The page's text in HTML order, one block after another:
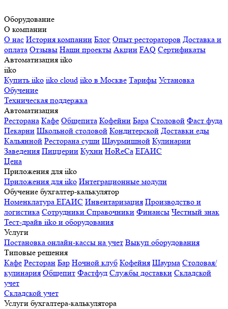
Оборудование
О компании
О нас История компании Блог Опыт рестораторов Доставка и
оплата Отзывы Наши проекты Акции FAQ Сертификаты
Автоматизация iiko
iiko
Купить iiko iiko cloud iiko в Москве Тарифы Установка
Обучение
Техническая поддержка
Автоматизация
Ресторана Кафе Общепита Кофейни Бара Столовой Фаст фуда
Пекарни Школьной столовой Кондитерской Доставки еды
Кальянной Ресторана суши Шаурмишной Кулинарии
Заведения Пиццерии Кухни HoReCa ЕГАИС
Цена
Приложения для iiko
Приложения для iiko Интеграционные модули
Обучение бухгалтер-калькулятор
Номенклатура ЕГАИС Инвентаризация Производство и
логистика Сотрудники Справочники Финансы Честный знак
Тест-драйв iiko и оборудования
Услуги
Постановка онлайн-кассы на учет Выкуп оборудования
Типовые решения
Кафе Ресторан Бар Ночной клуб Кофейня Шаурма Столовая/
кулинария Общепит Фастфуд Службы доставки Складской
учет
Складской учет
Услуги бухгалтера-калькулятора